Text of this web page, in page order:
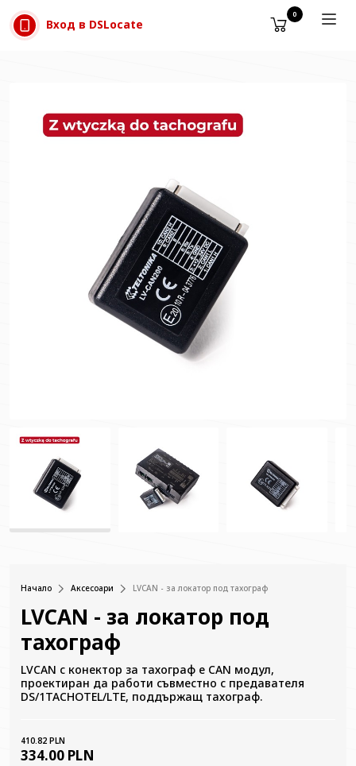
Прескачане към съдържанието
Вход в DSLocate
0
Начало Аксесоари LVCAN - за локатор под тахограф
LVCAN - за локатор под
тахограф
LVCAN с конектор за тахограф е CAN модул,
проектиран да работи съвместно с предавателя
DS/1TACHOTEL/LTE, поддържащ тахограф.
410.82 PLN
334.00 PLN